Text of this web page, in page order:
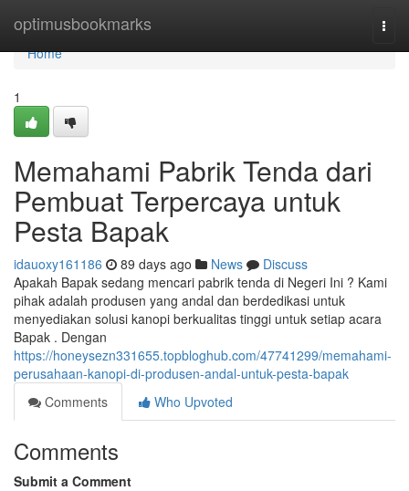
optimusbookmarks
Home
Home
1
Memahami Pabrik Tenda dari
Pembuat Terpercaya untuk
Pesta Bapak
idauoxy161186 89 days ago News
Discuss
Apakah Bapak sedang mencari pabrik tenda di Negeri Ini ? Kami
pihak adalah produsen yang andal dan berdedikasi untuk
menyediakan solusi kanopi berkualitas tinggi untuk setiap acara
Bapak . Dengan
https://honeysezn331655.topbloghub.com/47741299/memahami-
perusahaan-kanopi-di-produsen-andal-untuk-pesta-bapak
Comments
Who Upvoted
Comments
Submit a Comment